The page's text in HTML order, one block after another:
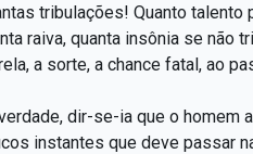
tribulações! Quanto
raiva, quanta insônia se não
a sorte, a chance fatal, ao
dir-se-ia que o homem
instantes que deve passar